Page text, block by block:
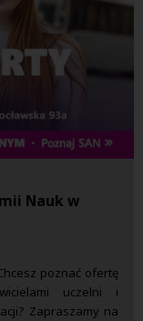
Nauk w
poznać ofertę
uczelni i
Zapraszamy na